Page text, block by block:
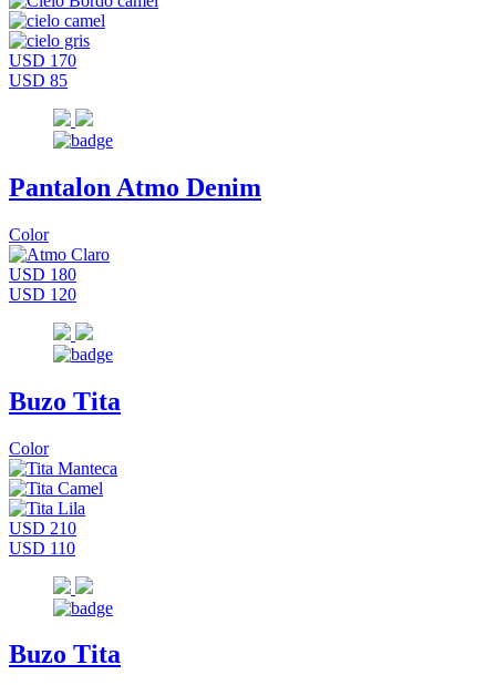
USD 170
USD 85
Pantalon Atmo Denim
Color
USD 180
USD 120
Buzo Tita
Color
USD 210
USD 110
Buzo Tita